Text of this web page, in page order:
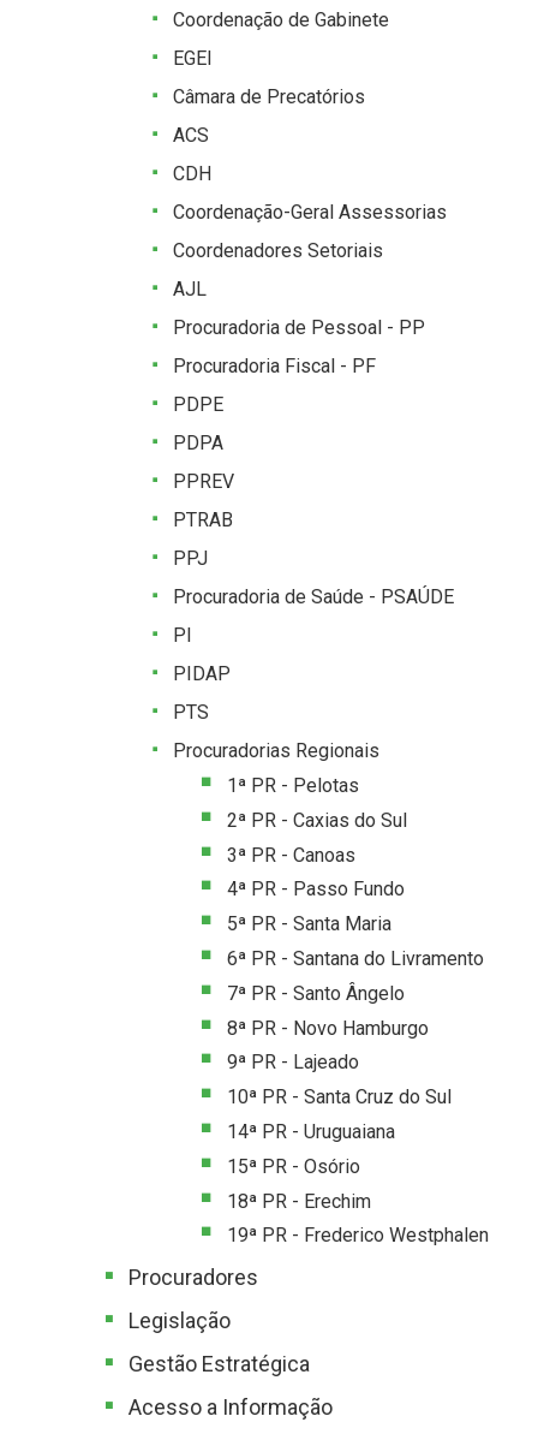
Coordenação de Gabinete
EGEI
Câmara de Precatórios
ACS
CDH
Coordenação-Geral Assessorias
Coordenadores Setoriais
AJL
Procuradoria de Pessoal - PP
Procuradoria Fiscal - PF
PDPE
PDPA
PPREV
PTRAB
PPJ
Procuradoria de Saúde - PSAÚDE
PI
PIDAP
PTS
Procuradorias Regionais
1ª PR - Pelotas
2ª PR - Caxias do Sul
3ª PR - Canoas
4ª PR - Passo Fundo
5ª PR - Santa Maria
6ª PR - Santana do Livramento
7ª PR - Santo Ângelo
8ª PR - Novo Hamburgo
9ª PR - Lajeado
10ª PR - Santa Cruz do Sul
14ª PR - Uruguaiana
15ª PR - Osório
18ª PR - Erechim
19ª PR - Frederico Westphalen
Procuradores
Legislação
Gestão Estratégica
Acesso a Informação